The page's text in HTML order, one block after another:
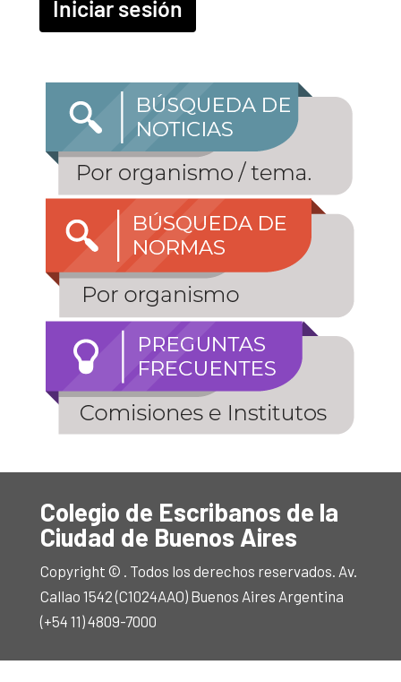
Colegio de Escribanos de la
Ciudad de Buenos Aires
Copyright © . Todos los derechos reservados. Av.
Callao 1542 (C1024AAO) Buenos Aires Argentina
(+54 11) 4809-7000